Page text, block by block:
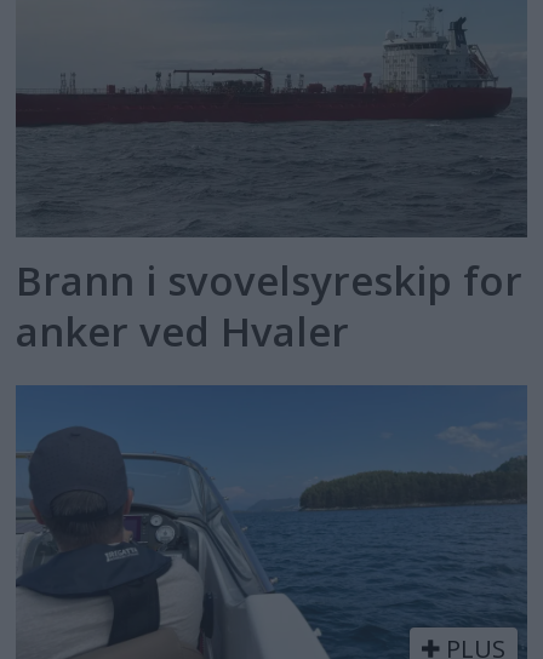
Brann i svovelsyreskip for
anker ved Hvaler
PLUS